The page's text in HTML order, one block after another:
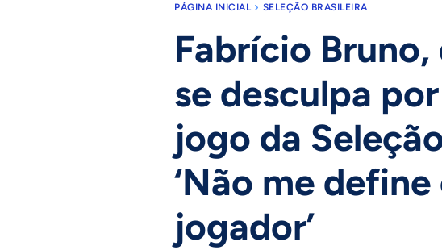
PÁGINA INICIAL SELEÇÃO BRASILEIRA
Fabrício
se desculpa
jogo da
‘Não me
jogador’